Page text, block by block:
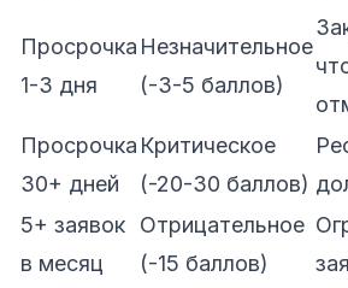
Просрочка
1-3 дня
Незначительное
(-3-5 баллов)
Просрочка
30+ дней
Критическое
(-20-30 баллов)
5+ заявок
в месяц
Отрицательное
(-15 баллов)